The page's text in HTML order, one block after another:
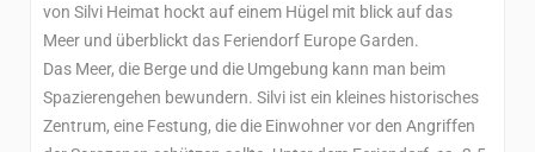
von Silvi Heimat hockt auf einem Hügel mit blick auf das
Meer und überblickt das Feriendorf Europe Garden.
Das Meer, die Berge und die Umgebung kann man beim
Spazierengehen bewundern. Silvi ist ein kleines historisches
Zentrum, eine Festung, die die Einwohner vor den Angriffen